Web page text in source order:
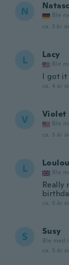
N Ble
ca. 3 år
L Lacy
Ble
I got it
ca. 4 år
V Violet
Ble
ca. 5 år
L Loulou
Ble
Really
ca. 5 år
S Susy
Ble med
ca. 5 år